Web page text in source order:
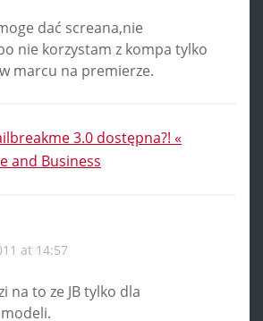
dać screana,nie
nie korzystam z kompa tylko
marcu na premierze.
3.0 dostępna?! «
and Business
at 14:57
na to ze JB tylko dla